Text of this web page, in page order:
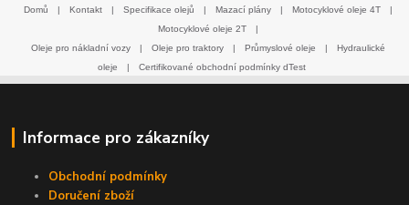
Domů | Kontakt | Specifikace olejů | Mazací plány | Motocyklové oleje 4T
|
Motocyklové oleje 2T
|
Oleje pro nákladní vozy
| Oleje pro traktory | Průmyslové oleje |
Hydraulické
oleje
| Certifikované obchodní podmínky dTest
Informace pro zákazníky
Obchodní podmínky
Doručení zboží